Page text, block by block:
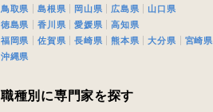
鳥取県
島根県 岡山県 広島県
山口県
徳島県
香川県 愛媛県
高知県
福岡県
佐賀県 長崎県 熊本県 大分県 宮崎県
沖縄県
職種別に専門家を探す